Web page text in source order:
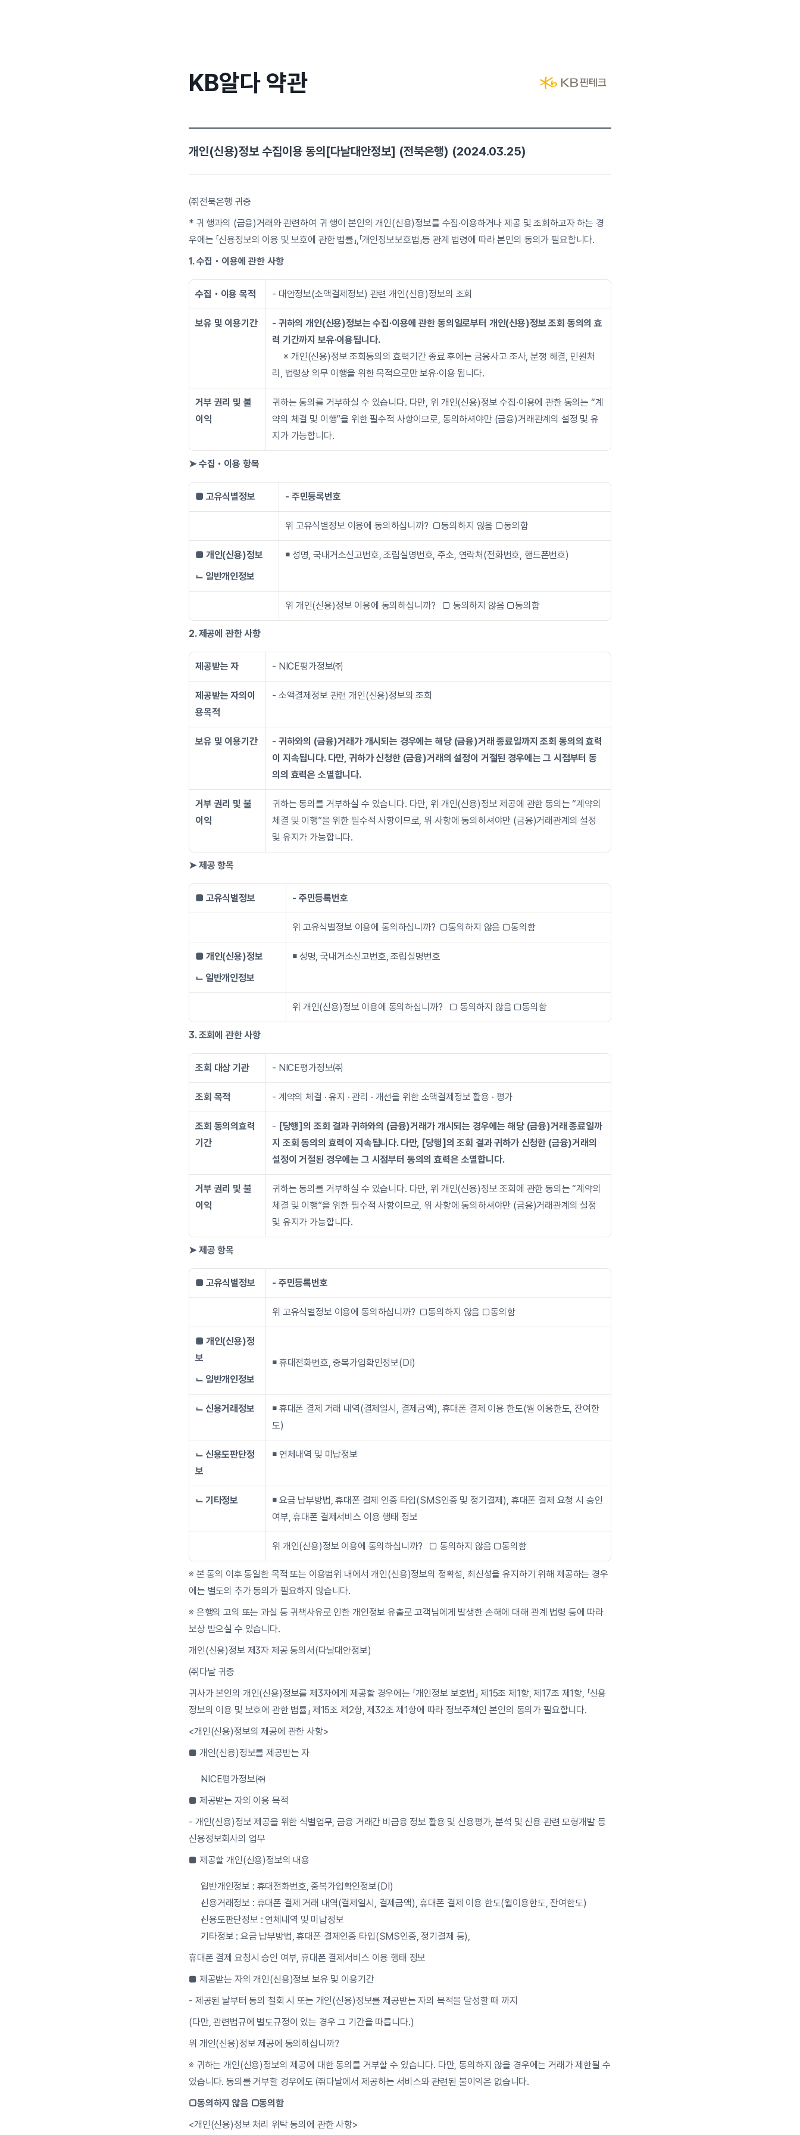
KB알다 약관
개인(신용)정보 수집이용 동의[다날대안정보] (전북은행) (2024.03.25)
㈜전북은행 귀중
* 귀 행과의 (금융)거래와 관련하여 귀 행이 본인의 개인(신용)정보를 수집·이용하거나 제공 및 조회하고자 하는 경
우에는 「신용정보의 이용 및 보호에 관한 법률」,「개인정보보호법」등 관계 법령에 따라 본인의 동의가 필요합니다.
1. 수집・이용에 관한 사항
수집・이용 목적 - 대안정보(소액결제정보) 관련 개인(신용)정보의 조회
보유 및 이용기간
- 귀하의 개인(신용)정보는 수집·이용에 관한 동의일로부터 개인(신용)정보 조회 동의의 효
력 기간까지 보유·이용됩니다.
※ 개인(신용)정보 조회동의의 효력기간 종료 후에는 금융사고 조사, 분쟁 해결, 민원처
리, 법령상 의무 이행을 위한 목적으로만 보유·이용 됩니다.
거부 권리 및 불
이익
귀하는 동의를 거부하실 수 있습니다. 다만, 위 개인(신용)정보 수집·이용에 관한 동의는 “계
약의 체결 및 이행”을 위한 필수적 사항이므로, 동의하셔야만 (금융)거래관계의 설정 및 유
지가 가능합니다.
➤ 수집・이용 항목
■ 고유식별정보 - 주민등록번호
위 고유식별정보 이용에 동의하십니까?  □동의하지 않음 □동의함
■ 개인(신용)정보
⌙ 일반개인정보
￭ 성명, 국내거소신고번호, 조립실명번호, 주소, 연락처(전화번호, 핸드폰번호)
위 개인(신용)정보 이용에 동의하십니까?   □ 동의하지 않음 □동의함
2. 제공에 관한 사항
제공받는 자 - NICE평가정보㈜
제공받는 자의이
용목적
- 소액결제정보 관련 개인(신용)정보의 조회
보유 및 이용기간
- 귀하와의 (금융)거래가 개시되는 경우에는 해당 (금융)거래 종료일까지 조회 동의의 효력
이 지속됩니다. 다만, 귀하가 신청한 (금융)거래의 설정이 거절된 경우에는 그 시점부터 동
의의 효력은 소멸합니다.
거부 권리 및 불
이익
귀하는 동의를 거부하실 수 있습니다. 다만, 위 개인(신용)정보 제공에 관한 동의는 “계약의
체결 및 이행”을 위한 필수적 사항이므로, 위 사항에 동의하셔야만 (금융)거래관계의 설정
및 유지가 가능합니다.
➤ 제공 항목
■ 고유식별정보 - 주민등록번호
위 고유식별정보 이용에 동의하십니까?  □동의하지 않음 □동의함
■ 개인(신용)정보
⌙ 일반개인정보
￭ 성명, 국내거소신고번호, 조립실명번호
위 개인(신용)정보 이용에 동의하십니까?   □ 동의하지 않음 □동의함
3. 조회에 관한 사항
조회 대상 기관 - NICE평가정보㈜
조회 목적 - 계약의 체결 · 유지 · 관리 · 개선을 위한 소액결제정보 활용 · 평가
조회 동의의효력
기간
- [당행]의 조회 결과 귀하와의 (금융)거래가 개시되는 경우에는 해당 (금융)거래 종료일까
지 조회 동의의 효력이 지속됩니다. 다만, [당행]의 조회 결과 귀하가 신청한 (금융)거래의
설정이 거절된 경우에는 그 시점부터 동의의 효력은 소멸합니다.
거부 권리 및 불
이익
귀하는 동의를 거부하실 수 있습니다. 다만, 위 개인(신용)정보 조회에 관한 동의는 “계약의
체결 및 이행”을 위한 필수적 사항이므로, 위 사항에 동의하셔야만 (금융)거래관계의 설정
및 유지가 가능합니다.
➤ 제공 항목
■ 고유식별정보 - 주민등록번호
위 고유식별정보 이용에 동의하십니까?  □동의하지 않음 □동의함
■ 개인(신용)정
보
⌙ 일반개인정보
￭ 휴대전화번호, 중복가입확인정보(DI)
⌙ 신용거래정보 ￭ 휴대폰 결제 거래 내역(결제일시, 결제금액), 휴대폰 결제 이용 한도(월 이용한도, 잔여한
도)
⌙ 신용도판단정
보
￭ 연체내역 및 미납정보
⌙ 기타정보 ￭ 요금 납부방법, 휴대폰 결제 인증 타입(SMS인증 및 정기결제), 휴대폰 결제 요청 시 승인
여부, 휴대폰 결제서비스 이용 행태 정보
위 개인(신용)정보 이용에 동의하십니까?   □ 동의하지 않음 □동의함
※ 본 동의 이후 동일한 목적 또는 이용범위 내에서 개인(신용)정보의 정확성, 최신성을 유지하기 위해 제공하는 경우
에는 별도의 추가 동의가 필요하지 않습니다.
※ 은행의 고의 또는 과실 등 귀책사유로 인한 개인정보 유출로 고객님에게 발생한 손해에 대해 관계 법령 등에 따라
보상 받으실 수 있습니다.
개인(신용)정보 제3자 제공 동의서(다날대안정보)
㈜다날 귀중
귀사가 본인의 개인(신용)정보를 제3자에게 제공할 경우에는 「개인정보 보호법」 제15조 제1항, 제17조 제1항, 「신용
정보의 이용 및 보호에 관한 법률」 제15조 제2항, 제32조 제1항에 따라 정보주체인 본인의 동의가 필요합니다.
<개인(신용)정보의 제공에 관한 사항>
■ 개인(신용)정보를 제공받는 자
NICE평가정보㈜
■ 제공받는 자의 이용 목적
- 개인(신용)정보 제공을 위한 식별업무, 금융 거래간 비금융 정보 활용 및 신용평가, 분석 및 신용 관련 모형개발 등
신용정보회사의 업무
■ 제공할 개인(신용)정보의 내용
일반개인정보 : 휴대전화번호, 중복가입확인정보(DI)
신용거래정보 : 휴대폰 결제 거래 내역(결제일시, 결제금액), 휴대폰 결제 이용 한도(월이용한도, 잔여한도)
신용도판단정보 : 연체내역 및 미납정보
기타정보 : 요금 납부방법, 휴대폰 결제인증 타입(SMS인증, 정기결제 등),
휴대폰 결제 요청시 승인 여부, 휴대폰 결제서비스 이용 행태 정보
■ 제공받는 자의 개인(신용)정보 보유 및 이용기간
- 제공된 날부터 동의 철회 시 또는 개인(신용)정보를 제공받는 자의 목적을 달성할 때 까지
(다만, 관련법규에 별도규정이 있는 경우 그 기간을 따릅니다.)
위 개인(신용)정보 제공에 동의하십니까?
※ 귀하는 개인(신용)정보의 제공에 대한 동의를 거부할 수 있습니다. 다만, 동의하지 않을 경우에는 거래가 제한될 수
있습니다. 동의를 거부할 경우에도 ㈜다날에서 제공하는 서비스와 관련된 불이익은 없습니다.
□동의하지 않음 □동의함
<개인(신용)정보 처리 위탁 동의에 관한 사항>